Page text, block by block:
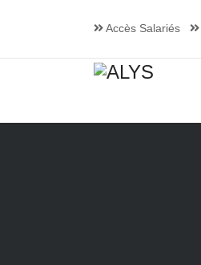
Accès Salariés